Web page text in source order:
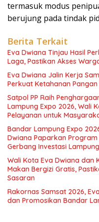
termasuk modus
berujung pada tindak
Berita Terkait
Eva Dwiana Tinjau Hasil
Laga, Pastikan Akses
Eva Dwiana Jalin Kerja
Perkuat Ketahanan
Satpol PP Raih
Lampung Expo 2026, Wali
Pelayanan untuk
Bandar Lampung Expo
Dwiana Paparkan
Gerbang Investasi Lampung
Wali Kota Eva Dwiana dan
Makan Bergizi Gratis,
Sasaran
Rakornas Samsat 2026,
dan Promosikan Bandar